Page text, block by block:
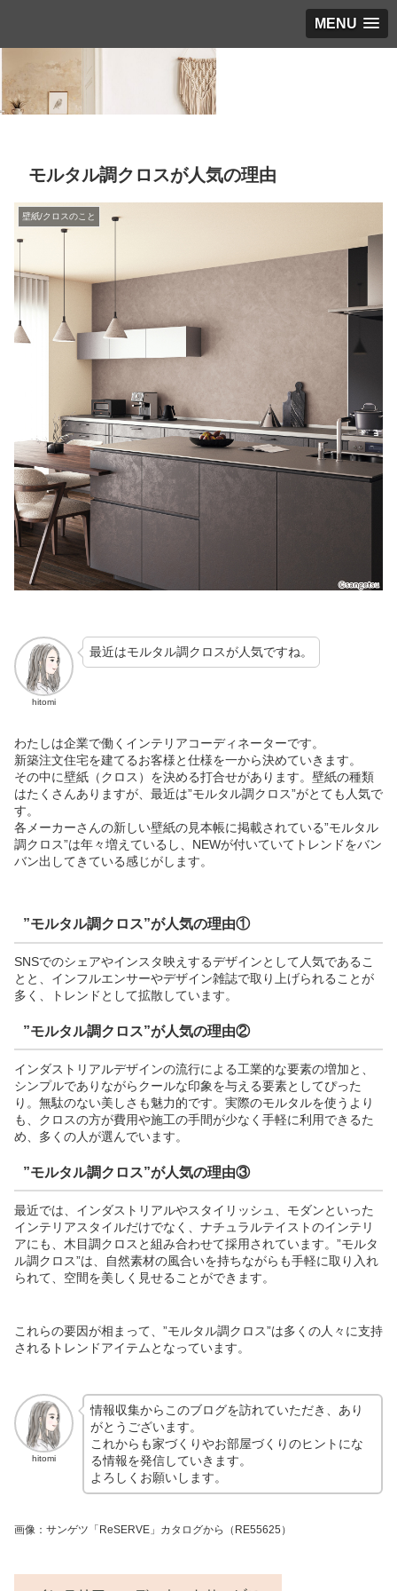
MENU
モルタル調クロスが人気の理由
壁紙/クロスのこと
hitomi
最近はモルタル調クロスが人気ですね。
わたしは企業で働くインテリアコーディネーターです。
新築注文住宅を建てるお客様と仕様を一から決めていきます。
その中に壁紙（クロス）を決める打合せがあります。壁紙の種類
はたくさんありますが、最近は”モルタル調クロス”がとても人気で
す。
各メーカーさんの新しい壁紙の見本帳に掲載されている”モルタル
調クロス”は年々増えているし、NEWが付いていてトレンドをバン
バン出してきている感じがします。
”モルタル調クロス”が人気の理由①
SNSでのシェアやインスタ映えするデザインとして人気であるこ
とと、インフルエンサーやデザイン雑誌で取り上げられることが
多く、トレンドとして拡散しています。
”モルタル調クロス”が人気の理由②
インダストリアルデザインの流行による工業的な要素の増加と、
シンプルでありながらクールな印象を与える要素としてぴった
り。無駄のない美しさも魅力的です。実際のモルタルを使うより
も、クロスの方が費用や施工の手間が少なく手軽に利用できるた
め、多くの人が選んでいます。
”モルタル調クロス”が人気の理由③
最近では、インダストリアルやスタイリッシュ、モダンといった
インテリアスタイルだけでなく、ナチュラルテイストのインテリ
アにも、木目調クロスと組み合わせて採用されています。”モルタ
ル調クロス”は、自然素材の風合いを持ちながらも手軽に取り入れ
られて、空間を美しく見せることができます。
これらの要因が相まって、”モルタル調クロス”は多くの人々に支持
されるトレンドアイテムとなっています。
hitomi
情報収集からこのブログを訪れていただき、あり
がとうございます。
これからも家づくりやお部屋づくりのヒントにな
る情報を発信していきます。
よろしくお願いします。
画像：サンゲツ「ReSERVE」カタログから（RE55625）